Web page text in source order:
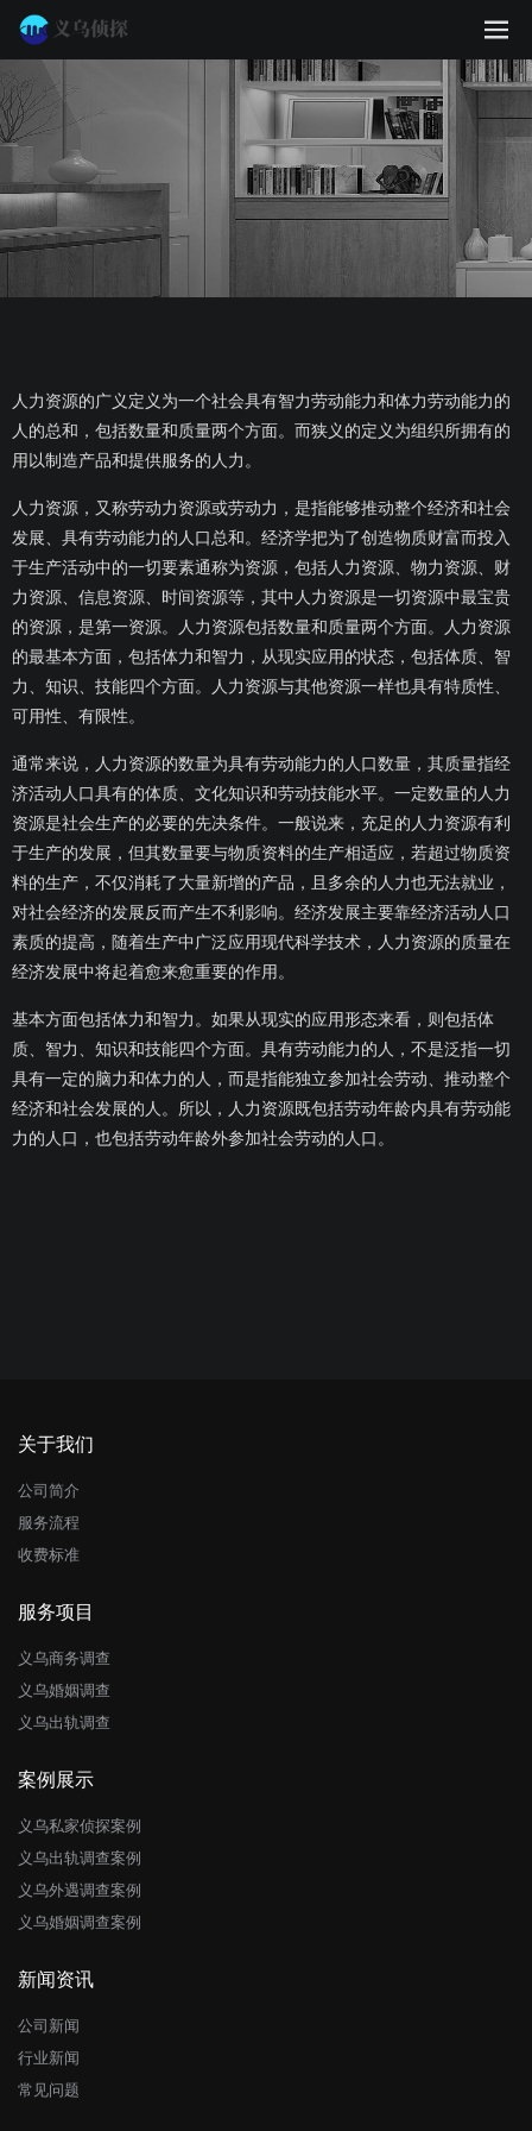
人力资源的广义定义为一个社会具有智力劳动能力和体力劳动能力的
人的总和，包括数量和质量两个方面。而狭义的定义为组织所拥有的
用以制造产品和提供服务的人力。
人力资源，又称劳动力资源或劳动力，是指能够推动整个经济和社会
发展、具有劳动能力的人口总和。经济学把为了创造物质财富而投入
于生产活动中的一切要素通称为资源，包括人力资源、物力资源、财
力资源、信息资源、时间资源等，其中人力资源是一切资源中最宝贵
的资源，是第一资源。人力资源包括数量和质量两个方面。人力资源
的最基本方面，包括体力和智力，从现实应用的状态，包括体质、智
力、知识、技能四个方面。人力资源与其他资源一样也具有特质性、
可用性、有限性。
通常来说，人力资源的数量为具有劳动能力的人口数量，其质量指经
济活动人口具有的体质、文化知识和劳动技能水平。一定数量的人力
资源是社会生产的必要的先决条件。一般说来，充足的人力资源有利
于生产的发展，但其数量要与物质资料的生产相适应，若超过物质资
料的生产，不仅消耗了大量新增的产品，且多余的人力也无法就业，
对社会经济的发展反而产生不利影响。经济发展主要靠经济活动人口
素质的提高，随着生产中广泛应用现代科学技术，人力资源的质量在
经济发展中将起着愈来愈重要的作用。
基本方面包括体力和智力。如果从现实的应用形态来看，则包括体
质、智力、知识和技能四个方面。具有劳动能力的人，不是泛指一切
具有一定的脑力和体力的人，而是指能独立参加社会劳动、推动整个
经济和社会发展的人。所以，人力资源既包括劳动年龄内具有劳动能
力的人口，也包括劳动年龄外参加社会劳动的人口。
关于我们
公司简介
服务流程
收费标准
服务项目
义乌商务调查
义乌婚姻调查
义乌出轨调查
案例展示
义乌私家侦探案例
义乌出轨调查案例
义乌外遇调查案例
义乌婚姻调查案例
新闻资讯
公司新闻
行业新闻
常见问题